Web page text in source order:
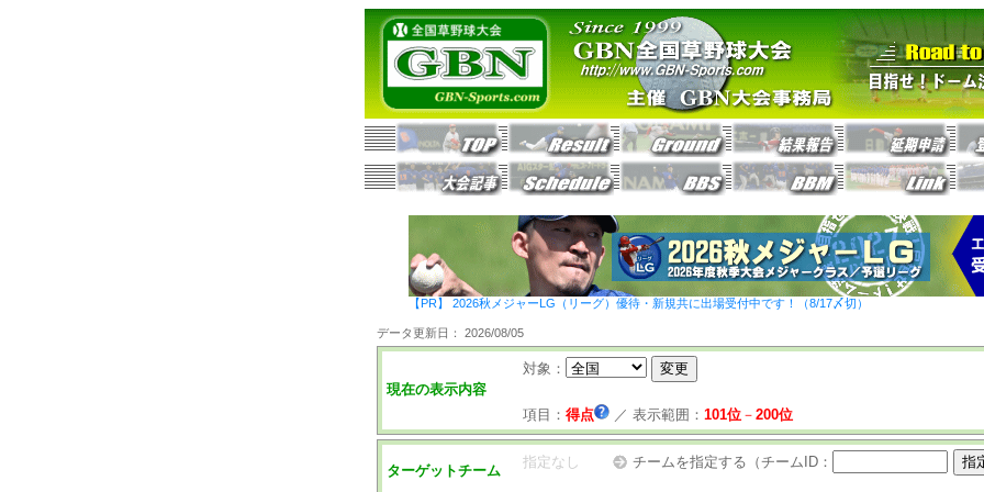
【PR】 2026秋メジャーLG（リーグ）優待・新規共に出場受付中です！（8/17〆切）
データ更新日： 2026/08/05
現在の表示内容
対象：
項目： 得点 ／ 表示範囲： 101位－ 200位
ターゲットチーム
指定なし チームを指定する（チームID：